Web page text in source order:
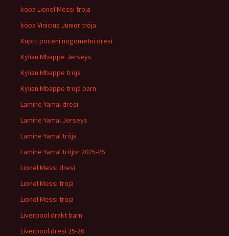
köpa Lionel Messi tröja
köpa Vinicius Junior tröja
Kupiti poceni nogometni dresi
Kylian Mbappe Jerseys
Kylian Mbappe tröja
Kylian Mbappe tröja barn
Lamine Yamal dresi
Lamine Yamal Jerseys
Lamine Yamal tröja
Lamine Yamal tröjor 2025-26
Lionel Messi dresi
Lionel Messi tröja
Lionel Messi tröja
Liverpool drakt barn
Liverpool dresi 25-26